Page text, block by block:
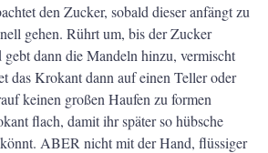
den Zucker, sobald dieser anfängt zu
gehen. Rührt um, bis der Zucker
dann die Mandeln hinzu, vermischt
das Krokant dann auf einen Teller oder
keinen großen Haufen zu formen
flach, damit ihr später so hübsche
ABER nicht mit der Hand, flüssiger